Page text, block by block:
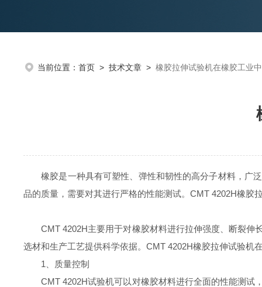
当前位置： 首页 > 技术文章 > 橡胶拉伸试验机在橡胶工业
橡胶是一种具有可塑性、弹性和韧性的高分子材料，广泛
品的质量，需要对其进行严格的性能测试。CMT 4202H橡胶
CMT 4202H主要用于对橡胶材料进行拉伸强度、断裂伸
选材和生产工艺提供科学依据。CMT 4202H橡胶拉伸试验机
1、质量控制
CMT 4202H试验机可以对橡胶材料进行全面的性能测试